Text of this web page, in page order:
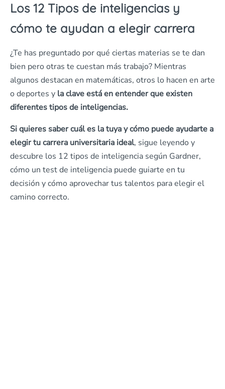
Los 12 Tipos de inteligencias y
cómo te ayudan a elegir carrera
¿Te has preguntado por qué ciertas materias se te dan
bien pero otras te cuestan más trabajo? Mientras
algunos destacan en matemáticas, otros lo hacen en arte
o deportes y la clave está en entender que existen
diferentes tipos de inteligencias.
Si quieres saber cuál es la tuya y cómo puede ayudarte a
elegir tu carrera universitaria ideal, sigue leyendo y
descubre los 12 tipos de inteligencia según Gardner,
cómo un test de inteligencia puede guiarte en tu
decisión y cómo aprovechar tus talentos para elegir el
camino correcto.